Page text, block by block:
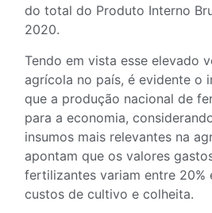
do total do Produto Interno
2020.
Tendo em vista esse elevado
agrícola no país, é evidente o
que a produção nacional de
para a economia,
insumos mais relevantes na
apontam que os valores
fertilizantes variam entre 20%
custos de cultivo e colheita.